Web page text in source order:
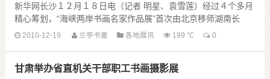
新华网长沙１２月１８日电（记者 明星、袁雪莲）经过４个多月
精心筹划，“海峡两岸书画名家作品展”首次由北京移师湖南长
沙，并与“宝岛情·长沙行”书画作品展合二为一，......
2010-12-19 兰亭书童 各地展讯 199 ℃ 0
甘肃举办省直机关干部职工书画摄影展